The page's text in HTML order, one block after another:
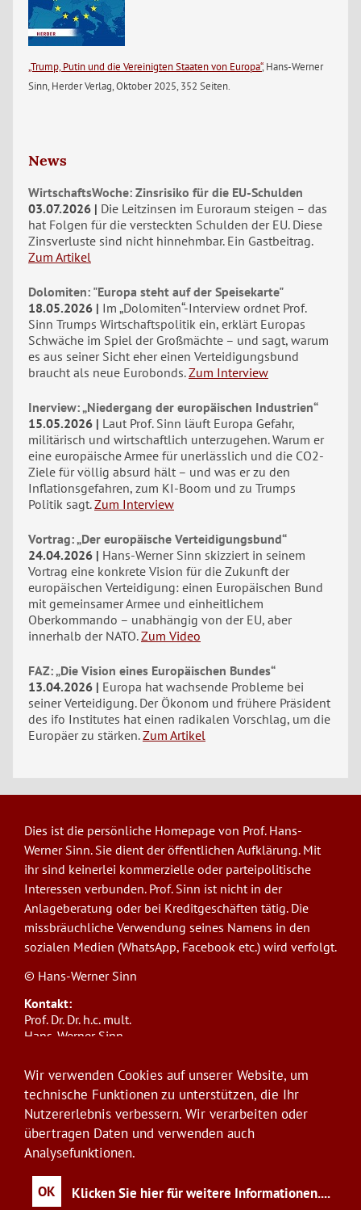
„Trump, Putin und die Vereinigten Staaten von Europa“, Hans-Werner
Sinn, Herder Verlag, Oktober 2025, 352 Seiten.
News
WirtschaftsWoche: Zinsrisiko für die EU-Schulden
03.07.2026
Die Leitzinsen im Euroraum steigen – das
hat Folgen für die versteckten Schulden der EU. Diese
Zinsverluste sind nicht hinnehmbar. Ein Gastbeitrag.
Zum Artikel
Dolomiten: "Europa steht auf der Speisekarte"
18.05.2026
Im „Dolomiten“-Interview ordnet Prof.
Sinn Trumps Wirtschaftspolitik ein, erklärt Europas
Schwäche im Spiel der Großmächte – und sagt, warum
es aus seiner Sicht eher einen Verteidigungsbund
braucht als neue Eurobonds. Zum Interview
Inerview: „Niedergang der europäischen Industrien“
15.05.2026
Laut Prof. Sinn läuft Europa Gefahr,
militärisch und wirtschaftlich unterzugehen. Warum er
eine europäische Armee für unerlässlich und die CO2-
Ziele für völlig absurd hält – und was er zu den
Inflationsgefahren, zum KI-Boom und zu Trumps
Politik sagt. Zum Interview
Vortrag: „Der europäische Verteidigungsbund“
24.04.2026
Hans-Werner Sinn skizziert in seinem
Vortrag eine konkrete Vision für die Zukunft der
europäischen Verteidigung: einen Europäischen Bund
mit gemeinsamer Armee und einheitlichem
Oberkommando – unabhängig von der EU, aber
innerhalb der NATO. Zum Video
FAZ: „Die Vision eines Europäischen Bundes“
13.04.2026
Europa hat wachsende Probleme bei
seiner Verteidigung. Der Ökonom und frühere Präsident
des ifo Institutes hat einen radikalen Vorschlag, um die
Europäer zu stärken. Zum Artikel
Dies ist die persönliche Homepage von Prof. Hans-
Werner Sinn. Sie dient der öffentlichen Aufklärung. Mit
ihr sind keinerlei kommerzielle oder parteipolitische
Interessen verbunden. Prof. Sinn ist nicht in der
Anlageberatung oder bei Kreditgeschäften tätig. Die
missbräuchliche Verwendung seines Namens in den
sozialen Medien (WhatsApp, Facebook etc.) wird verfolgt.
© Hans-Werner Sinn
Kontakt:
Prof. Dr. Dr. h.c. mult.
Hans-Werner Sinn,
ifo Institut
Poschingerstr. 5, 81679 München
Telefon: +49(0)89/9224-1276
E-Mail:sinn@ifo.de
User
account
menu
Anmelden
Wir verwenden Cookies auf unserer Website, um
technische Funktionen zu unterstützen, die Ihr
Nutzererlebnis verbessern. Wir verarbeiten oder
übertragen Daten und verwenden auch
Analysefunktionen.
OK Klicken Sie hier für weitere Informationen....